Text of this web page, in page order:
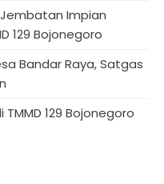
Impian
129 Bojonegoro
Bandar Raya, Satgas
129 Bojonegoro